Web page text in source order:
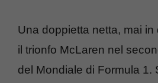
Una doppietta netta, mai
il trionfo McLaren nel
del Mondiale di Formula 1.